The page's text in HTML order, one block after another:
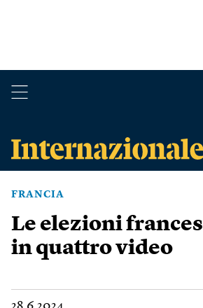
FRANCIA
Le elezioni
in quattro video